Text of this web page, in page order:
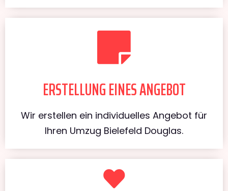
ERSTELLUNG EINES ANGEBOT
Wir erstellen ein individuelles Angebot für
Ihren Umzug Bielefeld Douglas.